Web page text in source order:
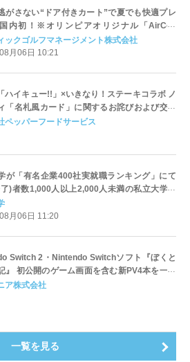
がさない“ドア付きカート”で夏でも快適プレ
初！※オリンピアオリジナル「AirCon
アコンカート）」導入 | ＰＧＭ
ックゴルフマネージメント株式会社
月06日 10:21
ハイキュー!!」×いきなり！ステーキコラボ ノ
「名札風カード」に関するお詫びおよび交換
いてのご案内
ペッパーフードサービス
が「有名企業400社実就職ランキング」にて
)者数1,000人以上2,000人未満の私立大学で
位を獲得！～実就職率は26.5%（前年比＋
伸長、東京の私立大学でも10位にランクイン
月06日 11:20
Switch 2・Nintendo Switchソフト『ぼくと
』 初公開のゲーム画面を含む新PV4本を一挙
ア株式会社
一覧を見る